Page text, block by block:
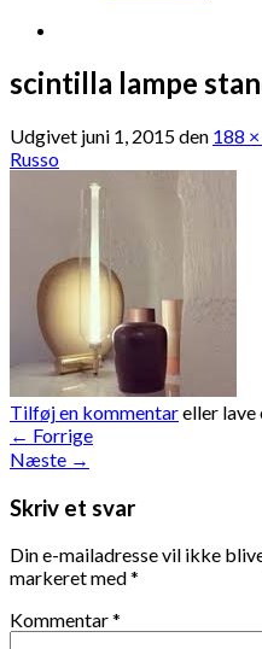
scintilla lampe
Udgivet juni 1, 2015den 188
Russo
Tilføj en kommentareller lave
← Forrige
Næste →
Skriv et svar
Din e-mailadresse vil ikke
markeret med*
Kommentar*